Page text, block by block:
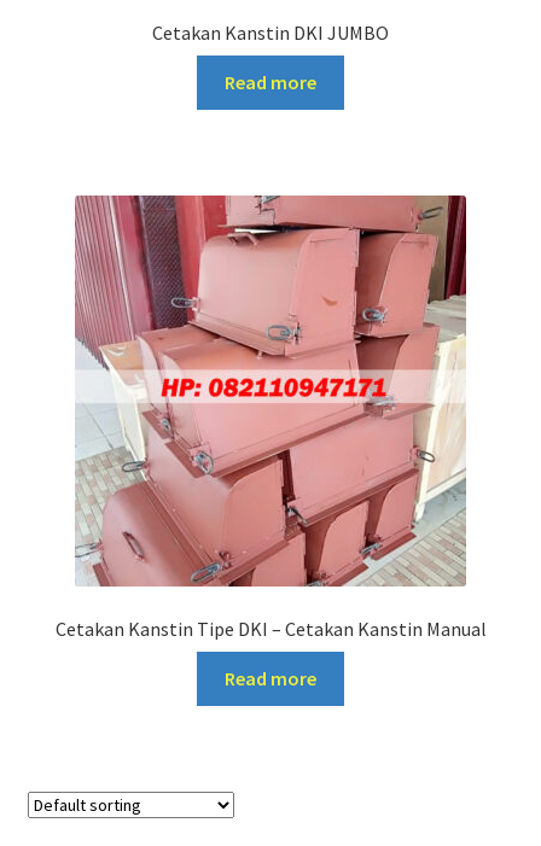
Cetakan Kanstin DKI JUMBO
Read more
Cetakan Kanstin Tipe DKI – Cetakan Kanstin Manual
Read more